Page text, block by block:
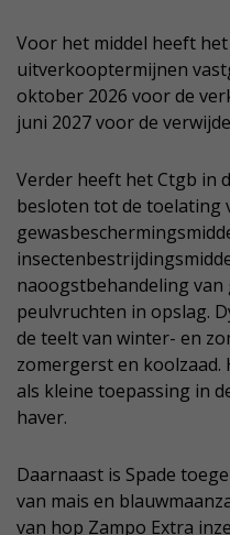
Voor het middel heeft
uitverkooptermijnen
oktober 2026 voor de
juni 2027 voor de
Verder heeft het Ctgb in
besloten tot de toelating
naoogstbehandeling van
peulvruchten in opslag.
de teelt van winter- en
zomergerst en
als kleine toepassing in
haver.
Daarnaast is Spade
van mais en
van hop Zampo Extra